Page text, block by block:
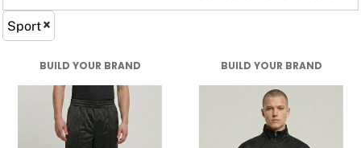
Sport
BUILD YOUR BRAND BUILD YOUR BRAND